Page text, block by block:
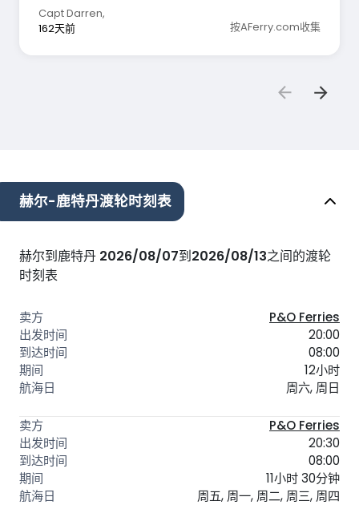
Capt Darren,
162天前
按AFerry.com收集
赫尔-鹿特丹渡轮时刻表
赫尔到鹿特丹 2026/08/07到2026/08/13之间的渡轮
时刻表
P&O Ferries
20:00
08:00
12小时
周六, 周日
P&O Ferries
20:30
08:00
11小时 30分钟
周五, 周一, 周二, 周三, 周四